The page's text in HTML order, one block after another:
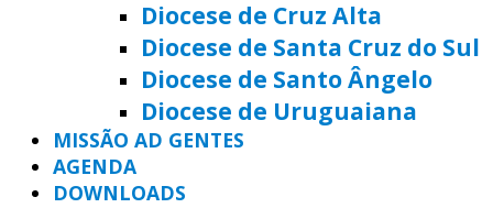
Diocese de Cruz Alta
Diocese de Santa Cruz do Sul
Diocese de Santo Ângelo
Diocese de Uruguaiana
MISSÃO AD GENTES
AGENDA
DOWNLOADS